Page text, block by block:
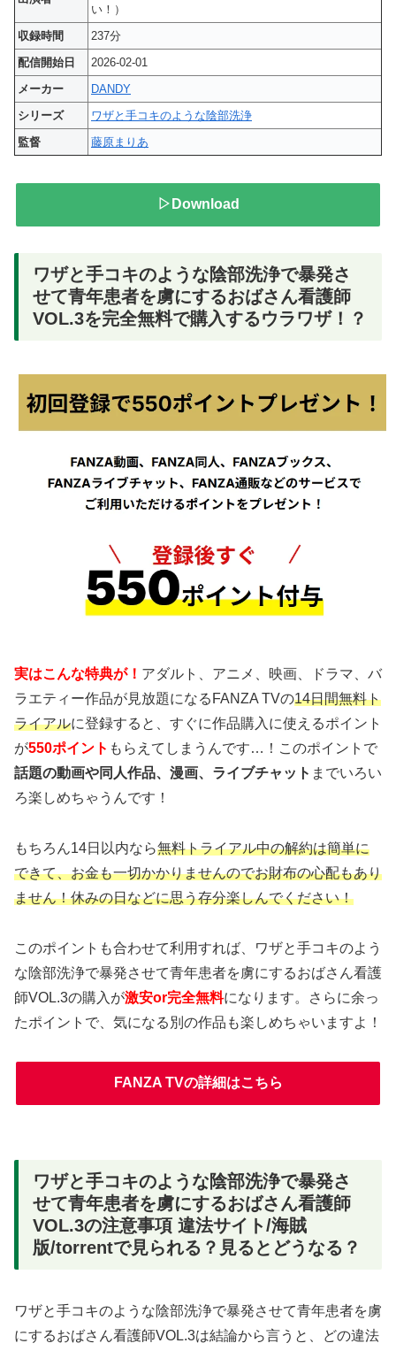
い！）
収録時間
237分
配信開始日
2026-02-01
メーカー
DANDY
シリーズ
ワザと手コキのような陰部洗浄
監督
藤原まりあ
▷Download
ワザと手コキのような陰部洗浄で暴発さ
せて青年患者を虜にするおばさん看護師
VOL.3を完全無料で購入するウラワザ！？
実はこんな特典が！ アダルト、アニメ、映画、ドラマ、バ
ラエティー作品が見放題になるFANZA TVの14日間無料ト
ライアルに登録すると、すぐに作品購入に使えるポイント
が550ポイント もらえてしまうんです…！このポイントで
話題の動画や同人作品、漫画、ライブチャット までいろい
ろ楽しめちゃうんです！
もちろん14日以内なら無料トライアル中の解約は簡単に
できて、お金も一切かかりませんのでお財布の心配もあり
ません！休みの日などに思う存分楽しんでください！
このポイントも合わせて利用すれば、ワザと手コキのよう
な陰部洗浄で暴発させて青年患者を虜にするおばさん看護
師VOL.3の購入が激安or完全無料になります。さらに余っ
たポイントで、気になる別の作品も楽しめちゃいますよ！
FANZA TVの詳細はこちら
ワザと手コキのような陰部洗浄で暴発さ
せて青年患者を虜にするおばさん看護師
VOL.3の注意事項 違法サイト/海賊
版/torrentで見られる？見るとどうなる？
ワザと手コキのような陰部洗浄で暴発させて青年患者を虜
にするおばさん看護師VOL.3は結論から言うと、どの違法